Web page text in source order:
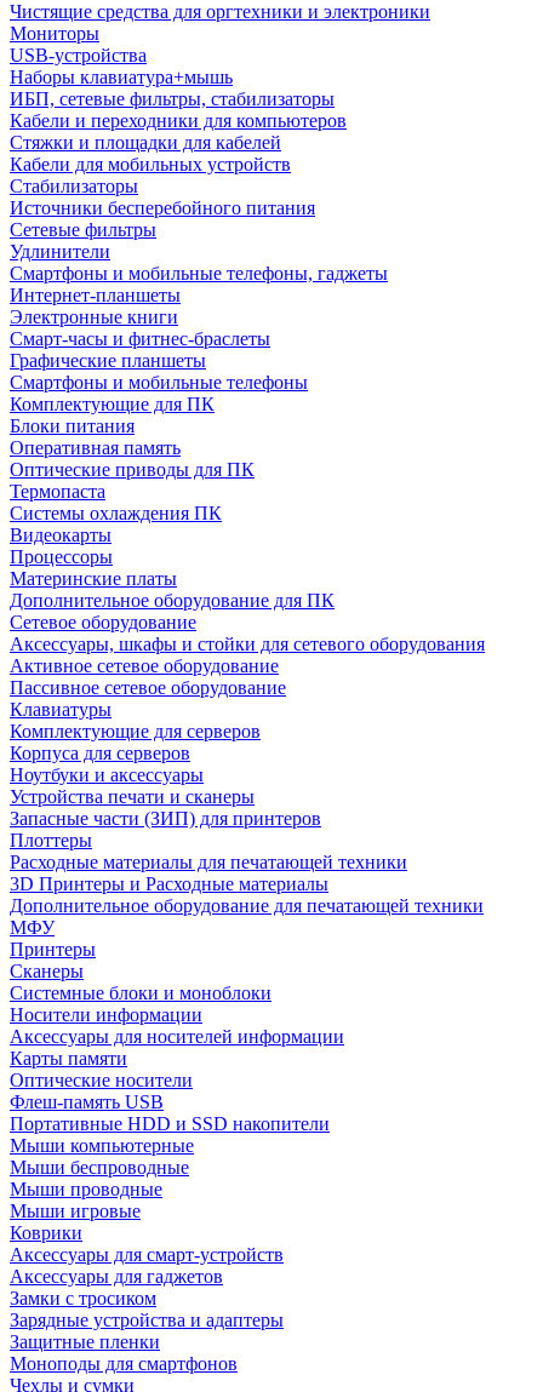
Чистящие средства для оргтехники и электроники
Мониторы
USB-устройства
Наборы клавиатура+мышь
ИБП, сетевые фильтры, стабилизаторы
Кабели и переходники для компьютеров
Стяжки и площадки для кабелей
Кабели для мобильных устройств
Стабилизаторы
Источники бесперебойного питания
Сетевые фильтры
Удлинители
Смартфоны и мобильные телефоны, гаджеты
Интернет-планшеты
Электронные книги
Смарт-часы и фитнес-браслеты
Графические планшеты
Смартфоны и мобильные телефоны
Комплектующие для ПК
Блоки питания
Оперативная память
Оптические приводы для ПК
Термопаста
Системы охлаждения ПК
Видеокарты
Процессоры
Материнские платы
Дополнительное оборудование для ПК
Сетевое оборудование
Аксессуары, шкафы и стойки для сетевого оборудования
Активное сетевое оборудование
Пассивное сетевое оборудование
Клавиатуры
Комплектующие для серверов
Корпуса для серверов
Ноутбуки и аксессуары
Устройства печати и сканеры
Запасные части (ЗИП) для принтеров
Плоттеры
Расходные материалы для печатающей техники
3D Принтеры и Расходные материалы
Дополнительное оборудование для печатающей техники
МФУ
Принтеры
Сканеры
Системные блоки и моноблоки
Носители информации
Аксессуары для носителей информации
Карты памяти
Оптические носители
Флеш-память USB
Портативные HDD и SSD накопители
Мыши компьютерные
Мыши беспроводные
Мыши проводные
Мыши игровые
Коврики
Аксессуары для смарт-устройств
Аксессуары для гаджетов
Замки с тросиком
Зарядные устройства и адаптеры
Защитные пленки
Моноподы для смартфонов
Чехлы и сумки